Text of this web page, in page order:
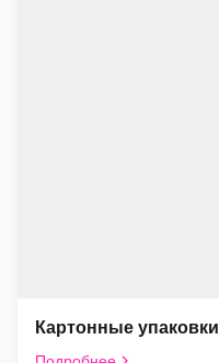
Картонные упаковки